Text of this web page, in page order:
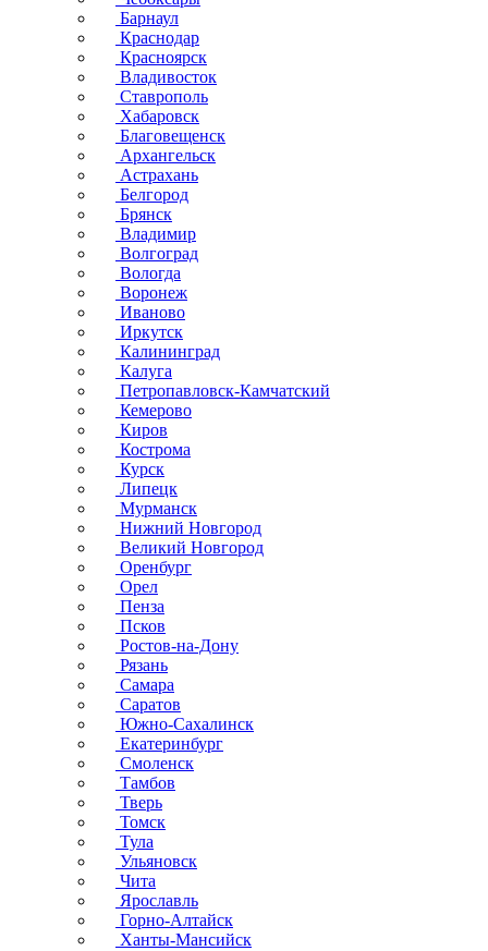
Барнаул
Краснодар
Красноярск
Владивосток
Ставрополь
Хабаровск
Благовещенск
Архангельск
Астрахань
Белгород
Брянск
Владимир
Волгоград
Вологда
Воронеж
Иваново
Иркутск
Калининград
Калуга
Петропавловск-Камчатский
Кемерово
Киров
Кострома
Курск
Липецк
Мурманск
Нижний Новгород
Великий Новгород
Оренбург
Орел
Пенза
Псков
Ростов-на-Дону
Рязань
Самара
Саратов
Южно-Сахалинск
Екатеринбург
Смоленск
Тамбов
Тверь
Томск
Тула
Ульяновск
Чита
Ярославль
Горно-Алтайск
Ханты-Мансийск